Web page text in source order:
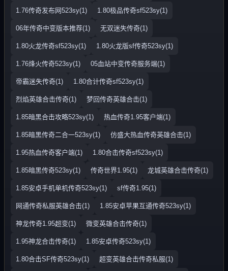
1.76传奇发布网523sy(1) 1.80极品传奇sf523sy(1)
06年传奇中变版本推荐(1) 无双迷失传奇(1)
1.80火龙传奇sf523sy(1) 1.80火龙版sf传奇523sy(1)
1.76烽火传奇523sy(1) 05血站中变传奇服务端(1)
帝霸迷失传奇(1) 1.80合计传奇sf523sy(1)
烈焰英雄合击传奇(1) 梦回传奇英雄合击(1)
1.85暗黑合击攻略523sy(1) 热血传奇1.95客户端(1)
1.85暗黑传奇二合一523sy(1) 仿盛大热血传奇英雄合击(1)
1.95热血传奇客户端(1) 1.80合击传奇sf523sy(1)
1.85暗黑传奇523sy(1) 传奇世界1.95(1) 龙城英雄合击传奇(1)
1.85安卓手机单机传奇523sy(1) sf传奇1.95(1)
网通传奇私服英雄合击(1) 1.85安卓苹果互通传奇523sy(1)
神龙传奇1.95超变(1) 微变英雄合击传奇(1)
1.95神龙合击传奇(1) 1.85安卓传奇523sy(1)
1.80合击SF传奇523sy(1) 超变英雄合击传奇私服(1)